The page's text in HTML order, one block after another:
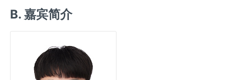
B. 嘉宾简介